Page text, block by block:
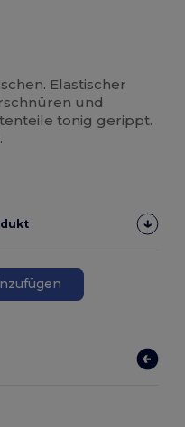
Elastischer
und
tonig gerippt.